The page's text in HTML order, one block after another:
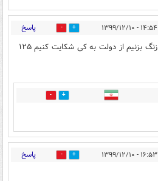
۱۴:۵۴ - ۱۳۹۹/۱۲/۱۰ 5 پاسخ
فروشگاه گران بفروشه به ۱۲۴زنگ بزنیم از دولت به کی شکایت کنیم ۱۲۵
3
۱۶:۵۳ - ۱۳۹۹/۱۲/۱۰ 2 پاسخ